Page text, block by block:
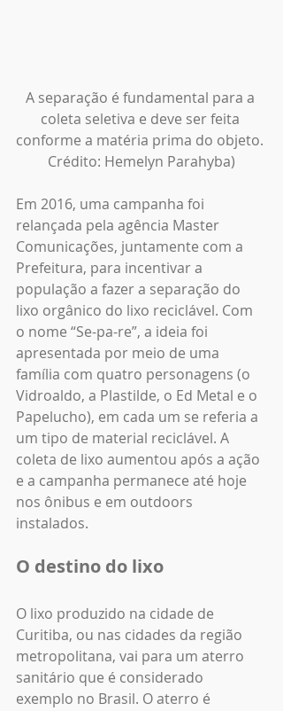
A separação é fundamental para a
coleta seletiva e deve ser feita
conforme a matéria prima do objeto.
Crédito: Hemelyn Parahyba)
Em 2016, uma campanha foi
relançada pela agência Master
Comunicações, juntamente com a
Prefeitura, para incentivar a
população a fazer a separação do
lixo orgânico do lixo reciclável. Com
o nome “Se-pa-re”, a ideia foi
apresentada por meio de uma
família com quatro personagens (o
Vidroaldo, a Plastilde, o Ed Metal e o
Papelucho), em cada um se referia a
um tipo de material reciclável. A
coleta de lixo aumentou após a ação
e a campanha permanece até hoje
nos ônibus e em outdoors
instalados.
O destino do lixo
O lixo produzido na cidade de
Curitiba, ou nas cidades da região
metropolitana, vai para um aterro
sanitário que é considerado
exemplo no Brasil. O aterro é